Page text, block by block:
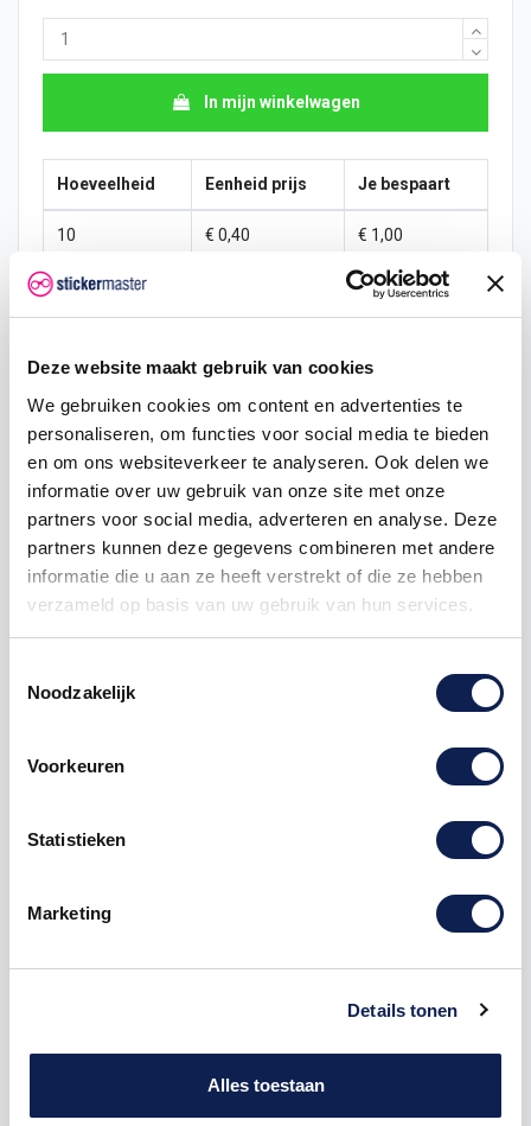
Deze website maakt gebruik van cookies
We gebruiken cookies om content en advertenties te
personaliseren, om functies voor social media te bieden
en om ons websiteverkeer te analyseren. Ook delen we
informatie over uw gebruik van onze site met onze
partners voor social media, adverteren en analyse. Deze
partners kunnen deze gegevens combineren met andere
informatie die u aan ze heeft verstrekt of die ze hebben
verzameld op basis van uw gebruik van hun services.
Noodzakelijk
Voorkeuren
Statistieken
Marketing
Details tonen
Alles toestaan
In mijn winkelwagen
Hoeveelheid Eenheid prijs Je bespaart
10 € 0,40 € 1,00
15 € 2,25
100 € 0,28 € 22,50
200 € 0,25 € 50,00
€ 0,20 € 150,00
750 € 0,15 € 262,50
Piepschuim Letter W Comic Sans
De Piepschuim Letter W Comic Sans is te bestellen
cm, de dikte van de letter is altijd 20 mm. Piepschuim